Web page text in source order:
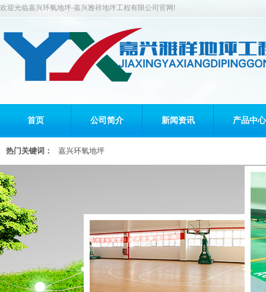
欢迎光临嘉兴环氧地坪-嘉兴雅祥地坪工程有限公司官网!
首页 公司简介 新闻资讯 产品中心
热门关键词： 嘉兴环氧地坪